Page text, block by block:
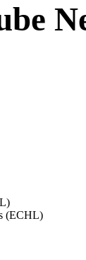
(ECHL)